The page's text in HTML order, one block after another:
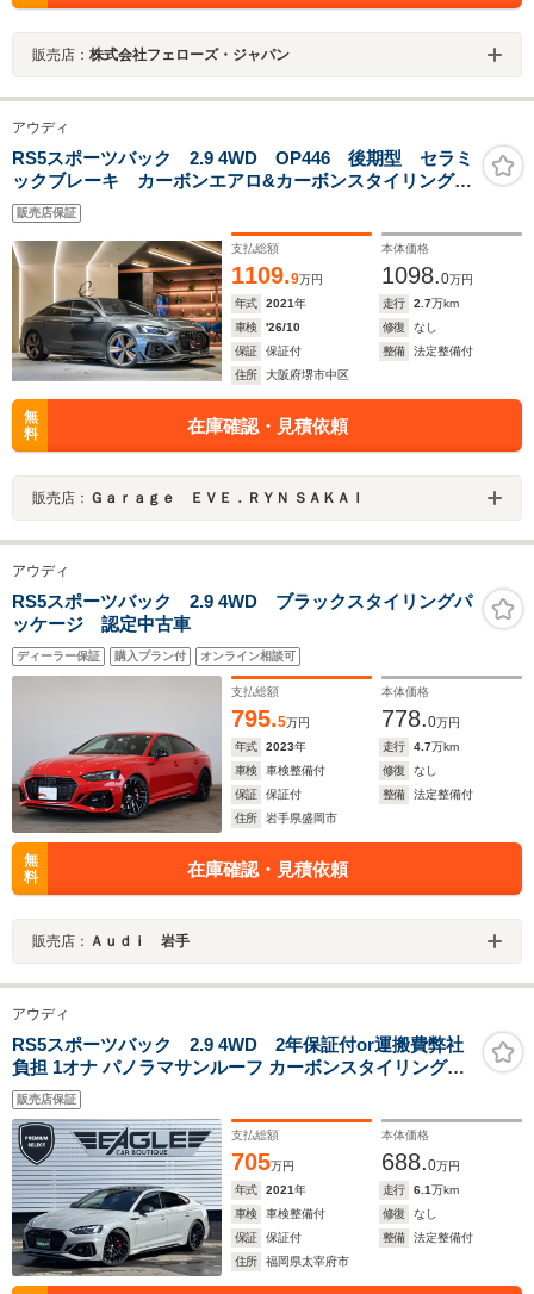
販売店： 株式会社フェローズ・ジャパン
アウディ
RS5スポーツバック 2.9 4WD OP446 後期型 セラミ
ックブレーキ カーボンエアロ&カーボンスタイリング
PKG RSデザインパッケージレッド パノラマサンルー
フ デコラティブパネルカーボン OPマットブロンズホ
イール RSスポーツエキゾースト
販売店保証
支払総額
1109.9万円
本体価格
1098.0万円
年式
2021年 走行 2.7万km
車検
'26/10 修復
なし
保証
保証付 整備
法定整備付
住所
大阪府堺市中区
無
料
在庫確認・見積依頼
販売店： Ｇａｒａｇｅ ＥＶＥ．ＲＹＮ ＳＡＫＡＩ
アウディ
RS5スポーツバック 2.9 4WD ブラックスタイリングパ
ッケージ 認定中古車
ディーラー保証 購入プラン付 オンライン相談可
支払総額
795.5万円
本体価格
778.0万円
年式
2023年 走行 4.7万km
車検
車検整備付 修復
なし
保証
保証付 整備
法定整備付
住所
岩手県盛岡市
無
料
在庫確認・見積依頼
販売店： Ａｕｄｉ 岩手
アウディ
RS5スポーツバック 2.9 4WD 2年保証付or運搬費弊社
負担 1オナ パノラマサンルーフ カーボンスタイリング
PKG 全席シートヒーター 純正ナビ TV 全方位カメラ 純正
20インチAW
販売店保証
支払総額
705万円
本体価格
688.0万円
年式
2021年 走行 6.1万km
車検
車検整備付 修復
なし
保証
保証付 整備
法定整備付
住所
福岡県太宰府市